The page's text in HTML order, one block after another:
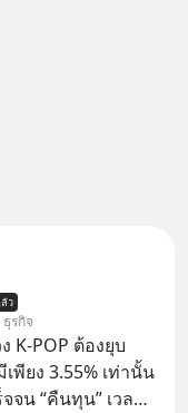
ว
รกิจ
K-POP ต้องยุบ
พียง 3.55% เท่านั้น
จน “คืนทุน” เวลา